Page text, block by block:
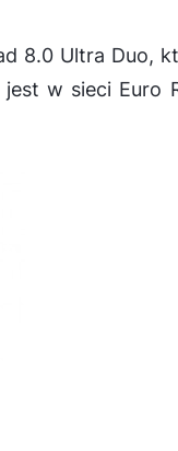
8.0 Ultra Duo,
w sieci Euro